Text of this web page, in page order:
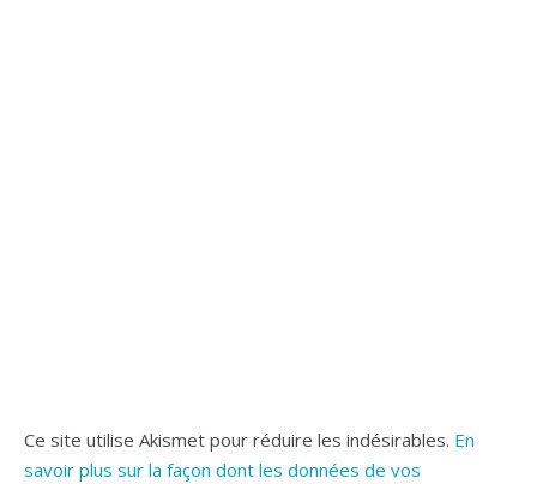
Ce site utilise Akismet pour réduire les indésirables. En
savoir plus sur la façon dont les données de vos